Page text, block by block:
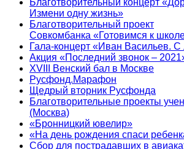
Благотворительный концерт
Измени одну жизнь»
Благотворительный проект
Совкомбанка «Готовимся к
Гала-концерт «Иван Васильев.
Акция «Последний звонок –
XVIII Венский бал в Москве
Русфонд.Марафон
Щедрый вторник Русфонда
Благотворительные проекты
(Москва)
«Бронницкий ювелир»
«На день рождения спаси
Сбор для пострадавших в